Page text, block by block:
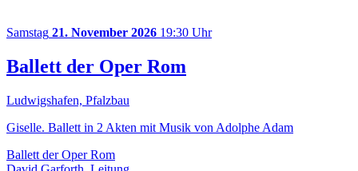
Samstag 21. November 2026 19:30 Uhr
Ballett der Oper Rom
Ludwigshafen, Pfalzbau
Giselle. Ballett in 2 Akten mit Musik von Adolphe Adam
Ballett der Oper Rom